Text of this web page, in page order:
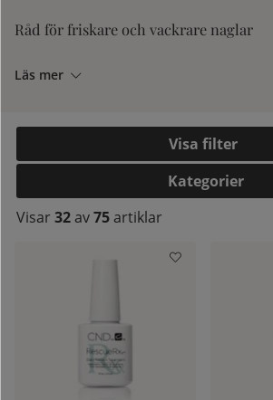
Råd för friskare och vackrare naglar
Återfukta
återfuktar dina naglar, vilket gör att de
Fila
Använd ennagelfilför att uppnå önskad
Använd oljor för att vårda och behålla den
För bästa resultat ska du använda
nagelpennatillsammans med denna
Läs mer
Filtrera
Kategorier
Visar 32av75artiklar